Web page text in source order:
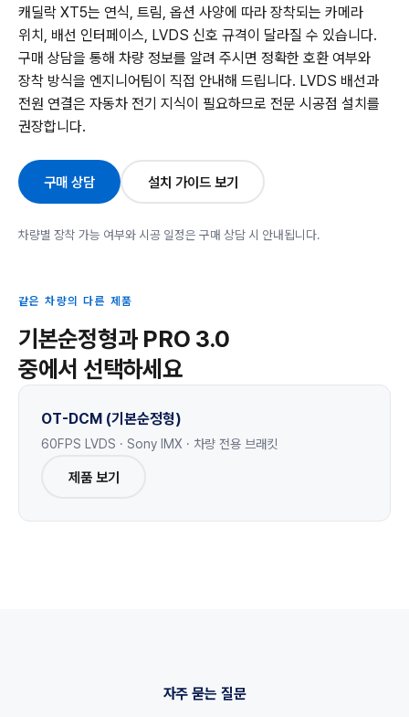
캐딜락 XT5는 연식, 트림, 옵션 사양에 따라 장착되는 카메라
위치, 배선 인터페이스, LVDS 신호 규격이 달라질 수 있습니다.
구매 상담을 통해 차량 정보를 알려 주시면 정확한 호환 여부와
장착 방식을 엔지니어팀이 직접 안내해 드립니다. LVDS 배선과
전원 연결은 자동차 전기 지식이 필요하므로 전문 시공점 설치를
권장합니다.
구매 상담 설치 가이드 보기
차량별 장착 가능 여부와 시공 일정은 구매 상담 시 안내됩니다.
같은 차량의 다른 제품
기본순정형과 PRO 3.0
중에서 선택하세요
OT-DCM (기본순정형)
60FPS LVDS · Sony IMX · 차량 전용 브래킷
제품 보기
자주 묻는 질문